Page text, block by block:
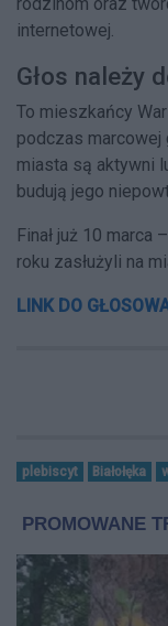
rodzinom oraz
internetowej.
Głos należy
To mieszkańcy
podczas marcowej
miasta są aktywni
budują jego
Finał już 10
roku zasłużyli na
LINK DO
plebiscyt Białołęka